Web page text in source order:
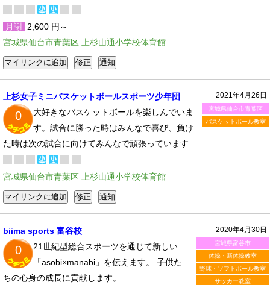
月謝 2,600 円～
宮城県仙台市青葉区 上杉山通小学校体育館
2021年4月26日
宮城県仙台市青葉区
バスケットボール教室
上杉女子ミニバスケットボールスポーツ少年団
0
大好きなバスケットボールを楽しんでいま
す。試合に勝った時はみんなで喜び、負け
た時は次の試合に向けてみんなで頑張っています
宮城県仙台市青葉区 上杉山通小学校体育館
2020年4月30日
宮城県富谷市
体操・新体操教室
野球・ソフトボール教室
サッカー教室
biima sports 富谷校
0
21世紀型総合スポーツを通じて新しい
「asobi×manabi」を伝えます。 子供た
ちの心身の成長に貢献します。